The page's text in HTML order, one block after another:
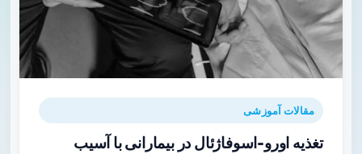
مقالات آموزشی
تغذیه اورو-اسوفاژئال در بیمارانی با آسیب